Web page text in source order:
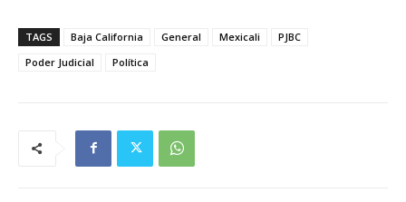
TAGS Baja California General Mexicali
PJBC
Poder Judicial
Política